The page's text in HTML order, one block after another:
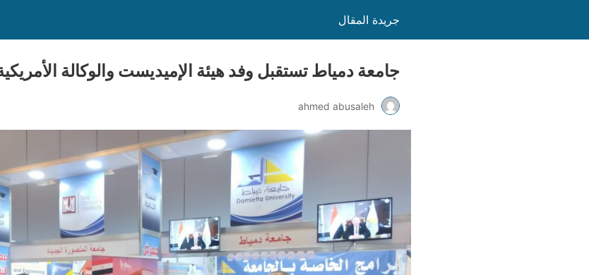
جريدة المقال
جامعة دمياط تستقبل وفد هيئة الإميديست والوكالة الأمريكية
ahmed abusaleh